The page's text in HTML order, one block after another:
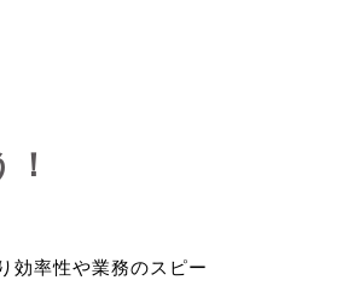
効率性や業務のスピー